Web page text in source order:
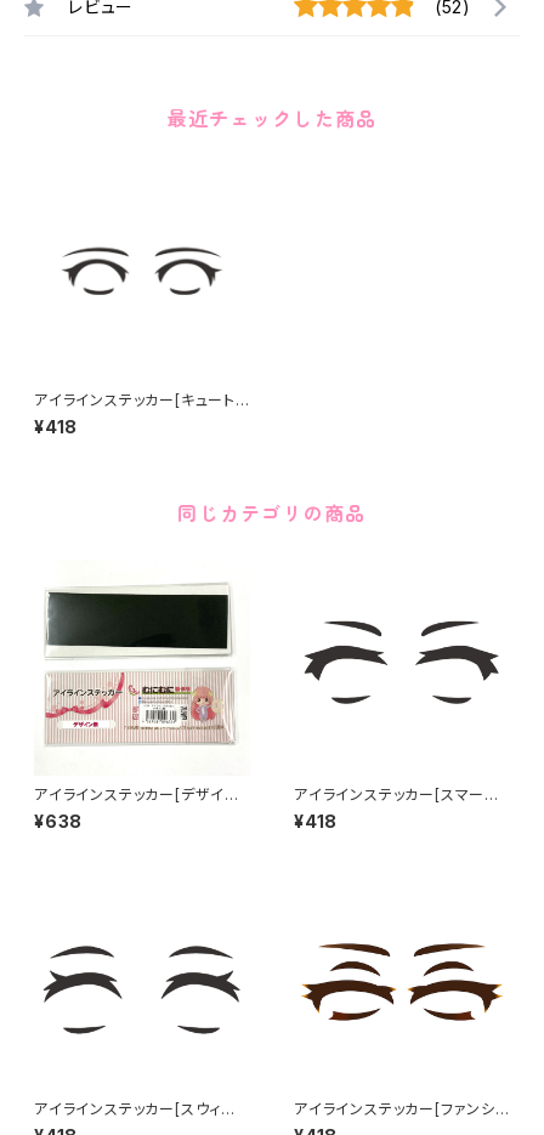
レビュー (52)
最近チェックした商品
アイラインステッカー[キュート]
Eye line sticker CUTE
¥418
同じカテゴリの商品
アイラインステッカー[デザイン
無] Eye line sticker NO DES
IGN
¥638
アイラインステッカー[スマート]
Eye line sticker SMART
¥418
アイラインステッカー[スウィー
ト] Eye line sticker SWEET
アイラインステッカー[ファンシ
ー] Eye line sticker FANCY